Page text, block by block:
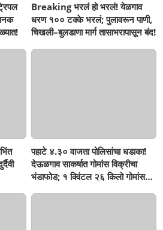
Breaking भरलं हो भरलं! येळगाव
धरण १०० टक्के भरलं; पुलावरून पाणी,
चिखली–बुलडाणा मार्ग तासाभरापासून बंद!
पहाटे ४.३० वाजता पोलिसांचा धडाका!
देऊळगाव साकर्षात गोमांस विक्रीचा
भंडाफोड; १ क्विंटल २६ किलो गोमांस